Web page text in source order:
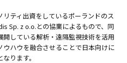
ティ出資をしているポーランドのス
Sp. z o.o.との協業によるもので、同
している解析・遠隔監視技術を活用
ウハウを融合させることで日本向けに
ります。